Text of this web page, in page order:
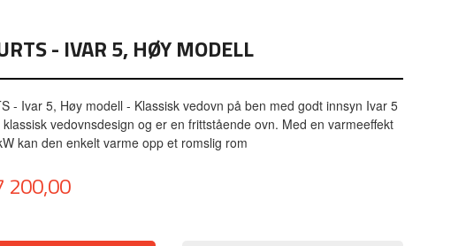
- IVAR 5, HØY MODELL
- Ivar 5, Høy modell - Klassisk vedovn på ben med godt innsyn Ivar 5
vedovnsdesign og er en frittstående ovn. Med en varmeeffekt
kan den enkelt varme opp et romslig rom
200,00